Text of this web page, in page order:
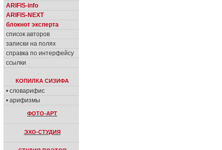
ARIFIS-info
ARIFIS-NEXT
блокнот эксперта
список авторов
записки на полях
справка по интерфейсу
ссылки
КОПИЛКА СИЗИФА
• словарифис
• арифизмы
ФОТО-АРТ
ЭХО-СТУДИЯ